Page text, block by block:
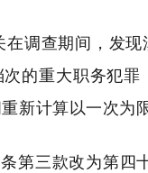
在调查期间，发
的重大职务犯
新计算以一次为
第三款改为第四